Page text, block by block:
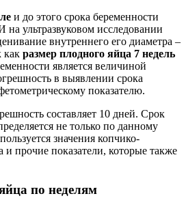
и до этого срока беременности
ультразвуковом исследовании
внутреннего его диаметра –
как размер плодного яйца 7 недель
является величиной
в выявлении срока
показателю.
составляет 10 дней. Срок
не только по данному
значения копчико-
и прочие показатели, которые также
по неделям